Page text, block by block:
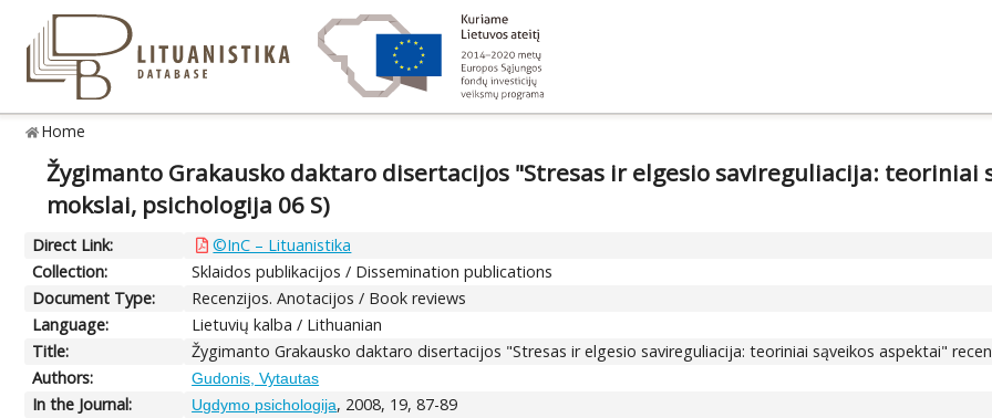
Home
Žygimanto Grakausko daktaro disertacijos "Stresas ir elgesio savireguliacija: teoriniai
mokslai, psichologija 06 S)
Direct Link:
©InC – Lituanistika
Collection:
Sklaidos publikacijos / Dissemination publications
Document Type:
Recenzijos. Anotacijos / Book reviews
Language:
Lietuvių kalba / Lithuanian
Title:
Žygimanto Grakausko daktaro disertacijos "Stresas ir elgesio savireguliacija: teoriniai sąveikos aspektai"
Authors:
Gudonis, Vytautas
In the Journal: Ugdymo psichologija, 2008, 19, 87-89